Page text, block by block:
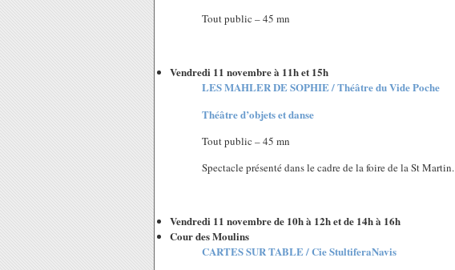
Tout public – 45 mn
Vendredi 11 novembre à 11h et 15h
LES MAHLER DE SOPHIE / Théâtre du Vide Poche
Théâtre d’objets et danse
Tout public – 45 mn
Spectacle présenté dans le cadre de la foire de la St Martin.
Vendredi 11 novembre de 10h à 12h et de 14h à 16h
Cour des Moulins
CARTES SUR TABLE / Cie StultiferaNavis